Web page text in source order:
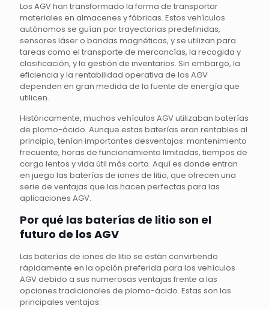
Los AGV han transformado la forma de transportar
materiales en almacenes y fábricas. Estos vehículos
autónomos se guían por trayectorias predefinidas,
sensores láser o bandas magnéticas, y se utilizan para
tareas como el transporte de mercancías, la recogida y
clasificación, y la gestión de inventarios. Sin embargo, la
eficiencia y la rentabilidad operativa de los AGV
dependen en gran medida de la fuente de energía que
utilicen.
Históricamente, muchos vehículos AGV utilizaban baterías
de plomo-ácido. Aunque estas baterías eran rentables al
principio, tenían importantes desventajas: mantenimiento
frecuente, horas de funcionamiento limitadas, tiempos de
carga lentos y vida útil más corta. Aquí es donde entran
en juego las baterías de iones de litio, que ofrecen una
serie de ventajas que las hacen perfectas para las
aplicaciones AGV.
Por qué las baterías de litio son el
futuro de los AGV
Las baterías de iones de litio se están convirtiendo
rápidamente en la opción preferida para los vehículos
AGV debido a sus numerosas ventajas frente a las
opciones tradicionales de plomo-ácido. Estas son las
principales ventajas: